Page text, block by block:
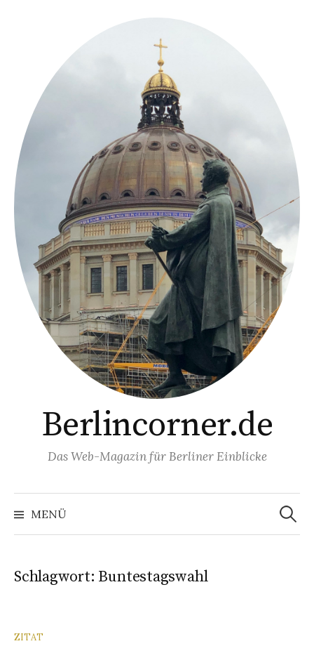
Berlincorner.de
Das Web-Magazin für Berliner Einblicke
MENÜ
Suchen
nach:
Schlagwort: Buntestagswahl
ZITAT